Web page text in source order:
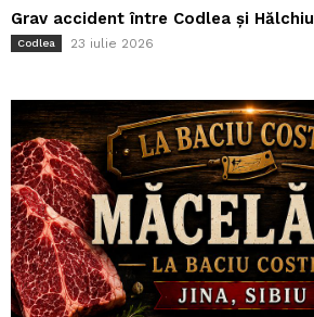
Grav accident între Codlea și Hălchiu
Codlea 23 iulie 2026